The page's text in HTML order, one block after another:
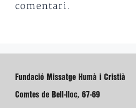
comentari.
Fundació Missatge Humà i Cristià
Comtes de Bell-lloc, 67-69